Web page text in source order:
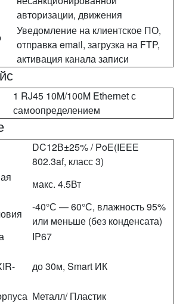
авторизации, движения
Уведомление на клиентское ПО,
отправка email, загрузка на FTP,
активация канала записи
1 RJ45 10M/100M Ethernet с
самоопределением
DC12В±25% / PoE(IEEE
802.3af, класс 3)
макс. 4.5Вт
-40°С — 60°С, влажность 95%
или меньше (без конденсата)
IP67
до 30м, Smart ИК
Металл/ Пластик